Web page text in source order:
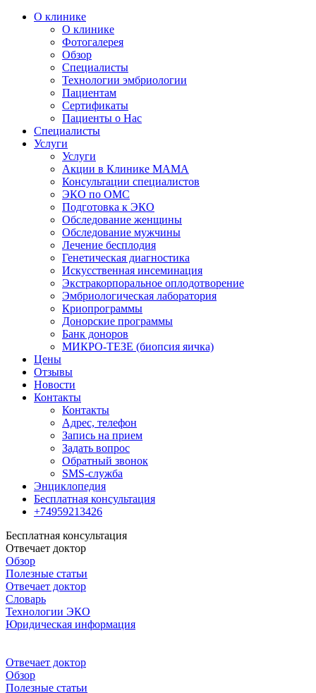
О клинике
О клинике
Фотогалерея
Обзор
Специалисты
Технологии эмбриологии
Пациентам
Сертификаты
Пациенты о Нас
Специалисты
Услуги
Услуги
Акции в Клинике МАМА
Консультации специалистов
ЭКО по ОМС
Подготовка к ЭКО
Обследование женщины
Обследование мужчины
Лечение бесплодия
Генетическая диагностика
Искусственная инсеминация
Экстракорпоральное оплодотворение
Эмбриологическая лаборатория
Криопрограммы
Донорские программы
Банк доноров
МИКРО-ТЕЗЕ (биопсия яичка)
Цены
Отзывы
Новости
Контакты
Контакты
Адрес, телефон
Запись на прием
Задать вопрос
Обратный звонок
SMS-служба
Энциклопедия
Бесплатная консультация
+74959213426
Бесплатная консультация
Отвечает доктор
Обзор
Полезные статьи
Отвечает доктор
Словарь
Технологии ЭКО
Юридическая информация
Отвечает доктор
Обзор
Полезные статьи